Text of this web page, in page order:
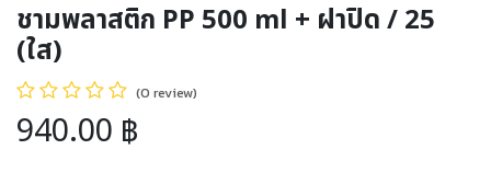
ชามพลาสติก PP 500 ml + ฝาปิด / 25
(ใส)
(0 review)
940.00 ฿